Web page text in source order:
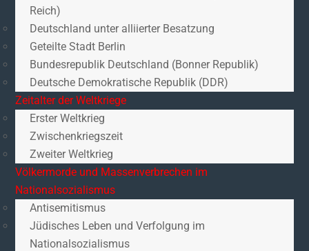
Reich)
Deutschland unter alliierter Besatzung
Geteilte Stadt Berlin
Bundesrepublik Deutschland (Bonner Republik)
Deutsche Demokratische Republik (DDR)
Zeitalter der Weltkriege
Erster Weltkrieg
Zwischenkriegszeit
Zweiter Weltkrieg
Völkermorde und Massenverbrechen im
Nationalsozialismus
Antisemitismus
Jüdisches Leben und Verfolgung im
Nationalsozialismus